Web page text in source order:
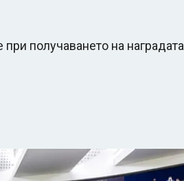
получаването на наградата